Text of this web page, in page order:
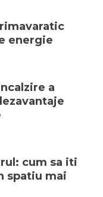
energie
a
cum sa iti
spatiu mai